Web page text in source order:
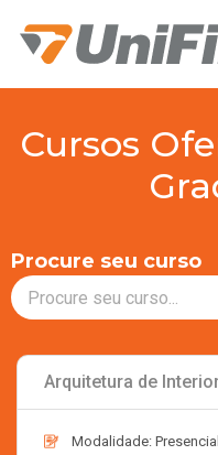
Cursos
Procure seu curso
Arquitetura de
Modalidade: Presencial